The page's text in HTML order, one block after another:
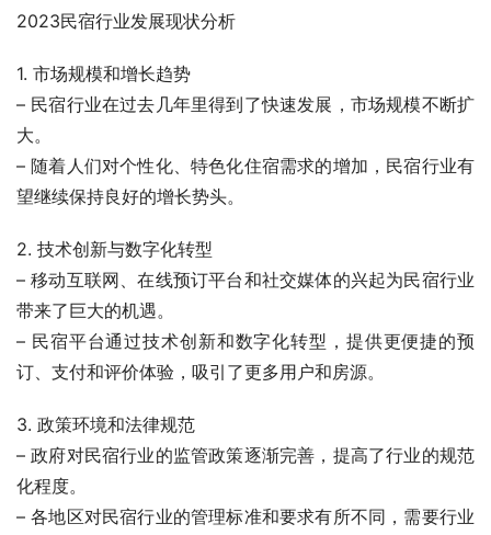
2023民宿行业发展现状分析
1. 市场规模和增长趋势
– 民宿行业在过去几年里得到了快速发展，市场规模不断扩
大。
– 随着人们对个性化、特色化住宿需求的增加，民宿行业有
望继续保持良好的增长势头。
2. 技术创新与数字化转型
– 移动互联网、在线预订平台和社交媒体的兴起为民宿行业
带来了巨大的机遇。
– 民宿平台通过技术创新和数字化转型，提供更便捷的预
订、支付和评价体验，吸引了更多用户和房源。
3. 政策环境和法律规范
– 政府对民宿行业的监管政策逐渐完善，提高了行业的规范
化程度。
– 各地区对民宿行业的管理标准和要求有所不同，需要行业